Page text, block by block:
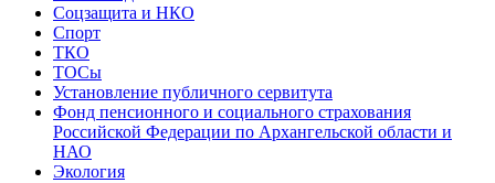
Соцзащита и НКО
Спорт
ТКО
ТОСы
Установление публичного сервитута
Фонд пенсионного и социального страхования
Российской Федерации по Архангельской области и
НАО
Экология